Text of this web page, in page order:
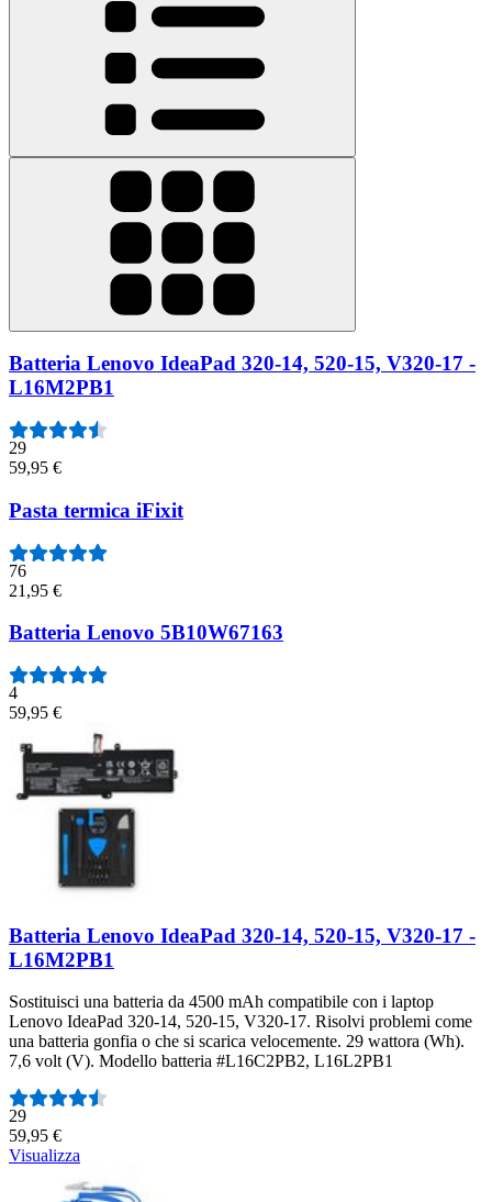
Batteria Lenovo IdeaPad 320-14, 520-15, V320-17 -
L16M2PB1
29
59,95 €
Pasta termica iFixit
76
21,95 €
Batteria Lenovo 5B10W67163
4
59,95 €
Batteria Lenovo IdeaPad 320-14, 520-15, V320-17 -
L16M2PB1
Sostituisci una batteria da 4500 mAh compatibile con i laptop
Lenovo IdeaPad 320-14, 520-15, V320-17. Risolvi problemi come
una batteria gonfia o che si scarica velocemente. 29 wattora (Wh).
7,6 volt (V). Modello batteria #L16C2PB2, L16L2PB1
Numero di recensioni:
29
59,95 €
Visualizza